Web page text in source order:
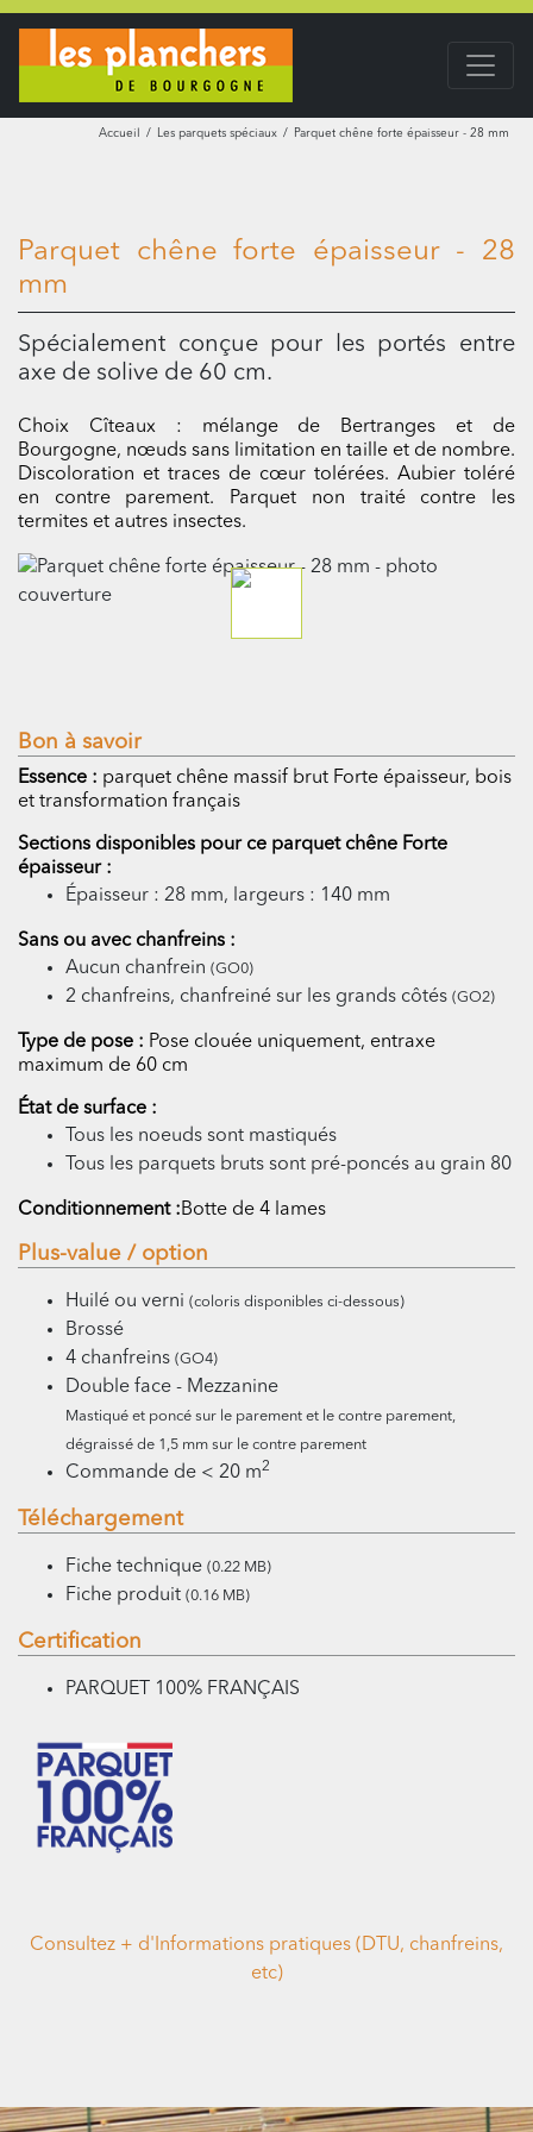
Accueil Les parquets spéciaux Parquet chêne forte épaisseur - 28 mm
Parquet chêne forte épaisseur - 28
mm
Spécialement conçue pour les portés entre
axe de solive de 60 cm.
Choix Cîteaux : mélange de Bertranges et de
Bourgogne, nœuds sans limitation en taille et de nombre.
Discoloration et traces de cœur tolérées. Aubier toléré
en contre parement. Parquet non traité contre les
termites et autres insectes.
Bon à savoir
Essence : parquet chêne massif brut Forte épaisseur, bois
et transformation français
Sections disponibles pour ce parquet chêne Forte
épaisseur :
Épaisseur : 28 mm, largeurs : 140 mm
Sans ou avec chanfreins :
Aucun chanfrein (GO0)
2 chanfreins, chanfreiné sur les grands côtés (GO2)
Type de pose : Pose clouée uniquement, entraxe
maximum de 60 cm
État de surface :
Tous les noeuds sont mastiqués
Tous les parquets bruts sont pré-poncés au grain 80
Conditionnement :Botte de 4 lames
Plus-value / option
Huilé ou verni (coloris disponibles ci-dessous)
Brossé
4 chanfreins (GO4)
Double face - Mezzanine
Mastiqué et poncé sur le parement et le contre parement,
dégraissé de 1,5 mm sur le contre parement
Commande de < 20 m2
Téléchargement
Fiche technique (0.22 MB)
Fiche produit (0.16 MB)
Certification
PARQUET 100% FRANÇAIS
Consultez + d'Informations pratiques (DTU, chanfreins,
etc)